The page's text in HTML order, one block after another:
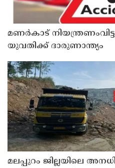
മണർകാട്
യുവതിക്ക് ദാരുണാന്ത്യം
മലപ്പുറം ജില്ലയിലെ